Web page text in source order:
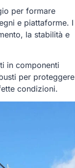
per formare
e piattaforme. I
la stabilità e
in componenti
per proteggere
condizioni.